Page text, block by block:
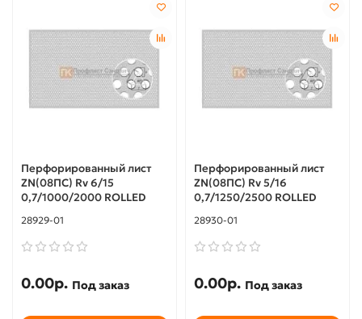
Перфорированный лист
ZN(08ПС) Rv 6/15
0,7/1000/2000 ROLLED
28929-01
0.00р. Под заказ
Перфорированный лист
ZN(08ПС) Rv 5/16
0,7/1250/2500 ROLLED
28930-01
0.00р. Под заказ